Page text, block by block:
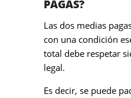
PAGAS?
Las dos medias
con una condición
total debe respetar
legal.
Es decir, se puede